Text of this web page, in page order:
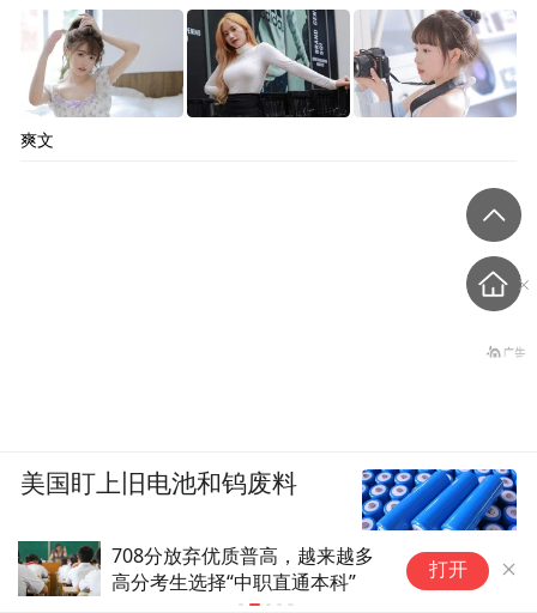
708分放弃优质普高，越来越多
高分考生选择“中职直通本科”
中国传媒大
消艺考，将
打开
爽文
美国盯上旧电池和钨废料